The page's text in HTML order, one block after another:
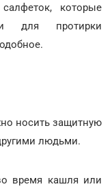
которые
для протирки
носить защитную
людьми.
время кашля или